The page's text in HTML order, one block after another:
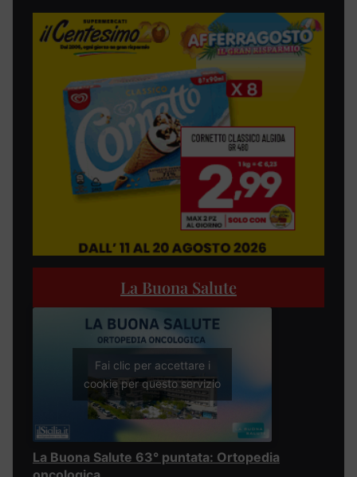
La Buona Salute
Fai clic per accettare i
cookie per questo servizio
La Buona Salute 63° puntata: Ortopedia